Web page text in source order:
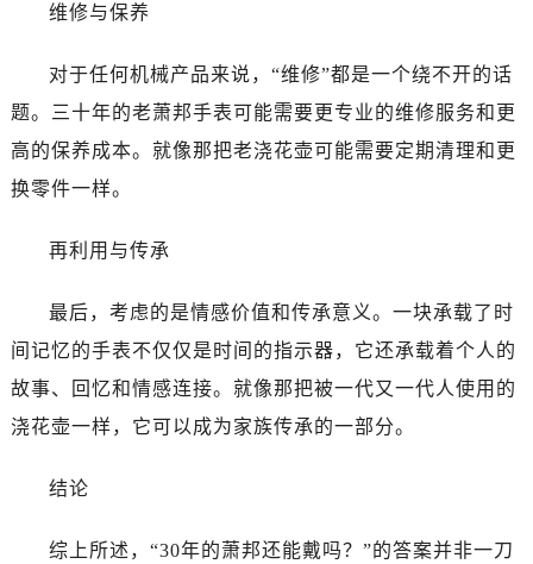
维修与保养
对于任何机械产品来说，“维修”都是一个绕不开的话
题。三十年的老萧邦手表可能需要更专业的维修服务和更
高的保养成本。就像那把老浇花壶可能需要定期清理和更
换零件一样。
再利用与传承
最后，考虑的是情感价值和传承意义。一块承载了时
间记忆的手表不仅仅是时间的指示器，它还承载着个人的
故事、回忆和情感连接。就像那把被一代又一代人使用的
浇花壶一样，它可以成为家族传承的一部分。
结论
综上所述，“30年的萧邦还能戴吗？”的答案并非一刀